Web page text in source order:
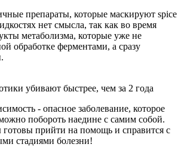
препараты, которые маскируют spice
нет смысла, так как во время
метаболизма, которые уже не
обработке ферментами, а сразу
убивают быстрее, чем за 2 года
- опасное заболевание, которое
побороть наедине с самим собой.
прийти на помощь и справится с
стадиями болезни!